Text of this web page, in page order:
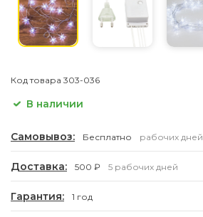
Код товара 303-036
В наличии
Самовывоз: Бесплатно рабочих дней
Доставка: 500 ₽ 5 рабочих дней
Гарантия: 1 год